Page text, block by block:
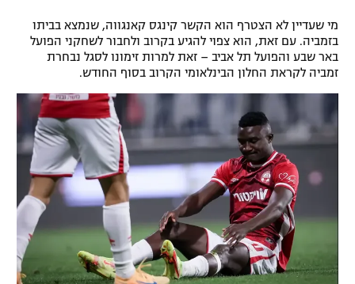
תקנון פעילות ספורט 1
רשיון להקרנה פומבית לבית עסק
הצטרפות לחבילת הערוצים
לוח דרושים – ג'ובנט
תגיות
מי שעדיין לא הצטרף הוא הקשר קינגס קאנגווה, שנמצא בביתו
בזמביה. עם זאת, הוא צפוי להגיע בקרוב ולחבור לשחקני הפועל
באר שבע והפועל תל אביב – זאת למרות זימונו לסגל נבחרת
זמביה לקראת החלון הבינלאומי הקרוב בסוף החודש.